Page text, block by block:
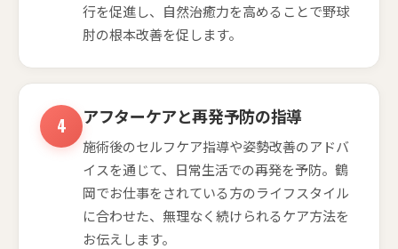
行を促進し、自然治癒力を高めることで野球
肘の根本改善を促します。
アフターケアと再発予防の指導
施術後のセルフケア指導や姿勢改善のアドバ
イスを通じて、日常生活での再発を予防。鶴
岡でお仕事をされている方のライフスタイル
に合わせた、無理なく続けられるケア方法を
お伝えします。